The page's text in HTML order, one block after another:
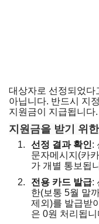
대상자로 선정되었다
아닙니다. 반드시 지
지원금이 지급됩니다.
지원금을 받기 위
선정 결과 확인:
문자메시지(카
가 개별 통보됩
전용 카드 발급:
한(보통 5월 말
제외)를 발급받
은 0원 처리됩니